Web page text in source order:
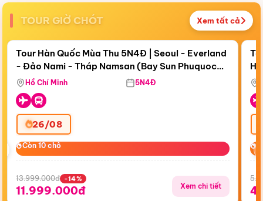
TOUR GIỜ CHÓT Xem tất cả
Còn18 ngày 11:10:14
Bay Sun Phuquoc Airways
Điểm nổi bật
Tour Hàn Quốc Mùa Thu 5N4Đ | Seoul - Everland
- Đảo Nami - Tháp Namsan (Bay Sun Phuquoc
Airways)
Hồ Chí Minh 5N4Đ
26/08
Còn 10 chỗ
Còn 10 chỗ
13.999.000đ -14%
11.999.000đ Xem chi tiết